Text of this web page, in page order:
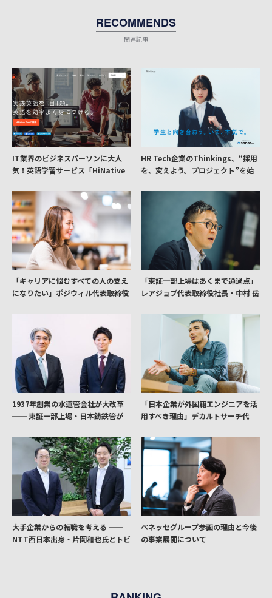
RECOMMENDS
関連記事
IT業界のビジネスパーソンに大人
気！英語学習サービス「HiNative
HR Tech企業のThinkings、“採用
を、変えよう。プロジェクト”を始
崇氏に聞く
「キャリアに悩むすべての人の支え
になりたい」ポジウィル代表取締役
「東証一部上場はあくまで通過点」
レアジョブ代表取締役社長・中村 岳
1937年創業の水道管会社が大改革
── 東証一部上場・日本鋳鉄管が
会」を開始した理由
「日本企業が外国籍エンジニアを活
用すべき理由」デカルトサーチ代
氏に聞く
大手企業からの転職を考える ──
NTT西日本出身・片岡和也氏とトビ
ベネッセグループ参画の理由と今後
の事業展開について